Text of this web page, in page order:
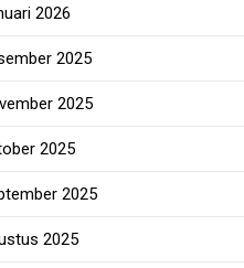
Kebakaran KMP Mutiara
karena Dinilai
Resmi”
2026
2025
2025
2025
2025
2025